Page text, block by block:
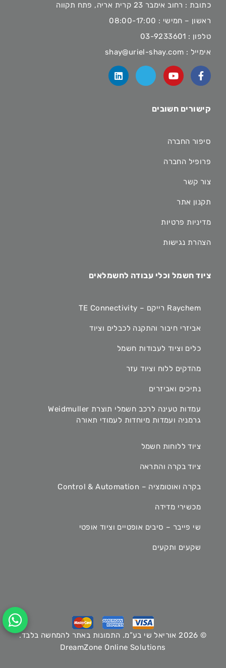
כתובת : רחוב אימבר 23 קרית אריה, פתח תקווה
ראשון – חמישי : 08:00-17:00
טלפון : 03-9233601
אימייל : shay@uriel-shay.com
קישורים חשובים
סיפור החברה
פרופיל החברה
צור קשר
תקנון אתר
מדיניות פרטיות
הצהרת נגישות
ציוד חשמל וכלי עבודה לחשמלאים
Raychem רייקם – TE Connectivity
אביזרי חיבור והתקנה לכבלים וציוד
כלים וציוד לעבודות חשמל
מהדקים ללוח וציוד עזר
נתיכים ואביזרים
עמדות טעינה לרכב חשמלי תוצרת Weidmuller
גרמניה ועמדות מיוחדות לעמודי תאורה
ציוד ללוחות חשמל
ציוד בקרה והתראה
בקרה ואוטומציה – Control & Automation
מכשירי מדידה
שי פייבר – סיבים אופטיים וציוד אופטי
שקעים ותקעים
© 2026 אוריאל שי בע”מ. התמונות באתר להמחשה בלבד.
DreamZone Online Solutions